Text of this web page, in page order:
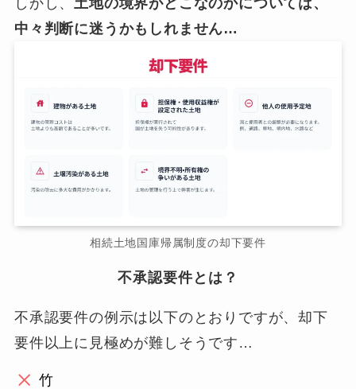
しかし、土地の境界がどこなのかについては、
中々判断に迷うかもしれません…
相続土地国庫帰属制度の却下要件
不承認要件とは？
不承認要件の例示は以下のとおりですが、却下
要件以上に見極めが難しそうです…
竹